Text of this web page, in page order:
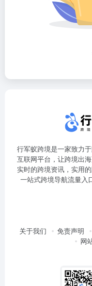
行军蚁跨境是一家致力
互联网平台，让跨境出
实时的跨境资讯，实用
一站式跨境导航流量入
关于我们 免责声明
网